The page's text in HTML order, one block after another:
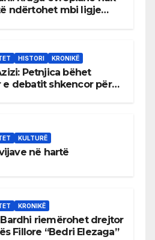
ndërtohet mbi ligje
HISTORI KRONIKË
Petnjica bëhet
e debatit shkencor për
KULTURË
në hartë
KRONIKË
riemërohet drejtor
Fillore “Bedri Elezaga”